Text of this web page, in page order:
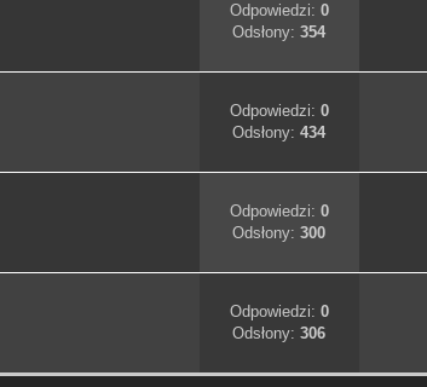
Odpowiedzi: 0
Odsłony:354
Odpowiedzi: 0
Odsłony:434
Odpowiedzi: 0
Odsłony:300
Odpowiedzi: 0
Odsłony:306